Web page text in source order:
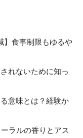
】食事制限もゆるや
れないために知っ
意味とは？経験か
ラルの香りとアス